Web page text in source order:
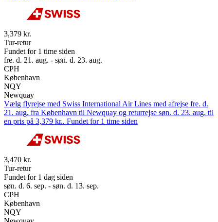
3,379 kr.
Tur-retur
Fundet for 1 time siden
fre. d. 21. aug. - søn. d. 23. aug.
CPH
København
NQY
Newquay
Vælg flyrejse med Swiss International Air Lines med afrejse fre. d.
21. aug. fra København til Newquay og returrejse søn. d. 23. aug. til
en pris på 3,379 kr.. Fundet for 1 time siden
3,470 kr.
Tur-retur
Fundet for 1 dag siden
søn. d. 6. sep. - søn. d. 13. sep.
CPH
København
NQY